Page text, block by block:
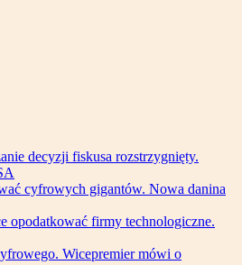
decyzji fiskusa rozstrzygnięty.
cyfrowych gigantów. Nowa danina
opodatkować firmy technologiczne.
Wicepremier mówi o